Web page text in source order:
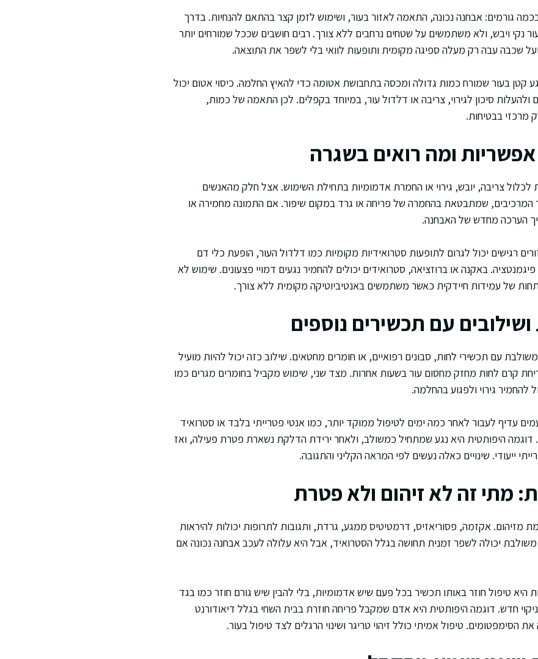
גורמים: אבחנה נכונה, התאמה לאזור בעור, ושימוש לזמן קצר בהתאם להנחיות. בדרך
נקי ויבש, ולא משתמשים על שטחים נרחבים ללא צורך. רבים חושבים שככל שמורחים יותר
שכבה עבה רק מעלה ספיגה מקומית ותופעות לוואי בלי לשפר את התוצאה.
קטן בעור שמורח כמות גדולה ומכסה בתחבושת אטומה כדי להאיץ החלמה. כיסוי אטום יכול
ולהעלות סיכון לגירוי, צריבה או דלדול עור, במיוחד בקפלים. לכן התאמה של כמות,
מרכזי בבטיחות.
אפשריות ומה רואים בשגרה
לכלול צריבה, יובש, גירוי או החמרת אדמומיות בתחילת השימוש. אצל חלק מהאנשים
המרכיבים, שמתבטאת בהחמרה של פריחה או גרד במקום שיפור. אם התמונה מחמירה או
הערכה מחדש של האבחנה.
רגישים יכול לגרום לתופעות סטרואידיות מקומיות כמו דלדול העור, הופעת כלי דם
פיגמנטציה. באקנה או ברוזציאה, סטרואידים יכולים להחמיר נגעים דמויי פצעונים. שימוש לא
של עמידות חיידקית כאשר משתמשים באנטיביוטיקה מקומית ללא צורך.
עם תכשירים נוספים
עם תכשירי לחות, סבונים רפואיים, או חומרים מחטאים. שילוב כזה יכול להיות מועיל
קרם לחות מחזק מחסום עור בשעות אחרות. מצד שני, שימוש מקביל בחומרים מגרים כמו
להחמיר גירוי ולפגוע בהחלמה.
עדיף לעבור לאחר כמה ימים לטיפול ממוקד יותר, כמו אנטי פטרייתי בלבד או סטרואיד
היפותטית היא נגע שמתחיל כמשולב, ולאחר ירידת הדלקת נשארת פטרת פעילה, ואז
ייעודי. שינויים כאלה נעשים לפי המראה הקליני והתגובה.
מתי זה לא זיהום ולא פטרת
מזיהום. אקזמה, פסוריאזיס, דרמטיטיס ממגע, גרדת, ותגובות לתרופות יכולות להיראות
יכולה לשפר זמנית תחושה בגלל הסטרואיד, אבל היא עלולה לעכב אבחנה נכונה אם
טיפול חוזר באותו תכשיר בכל פעם שיש אדמומיות, בלי להבין שיש גורם חוזר כמו בגד
חדש. דוגמה היפותטית היא אדם שמקבל פריחה חוזרת בבית השחי בגלל דיאודורנט
טיפול אמיתי כולל זיהוי טריגר ושינוי הרגלים לצד טיפול בעור.